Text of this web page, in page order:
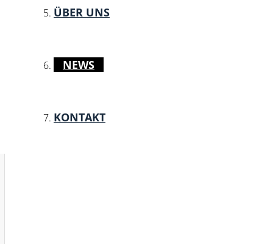
ÜBER UNS
NEWS
KONTAKT